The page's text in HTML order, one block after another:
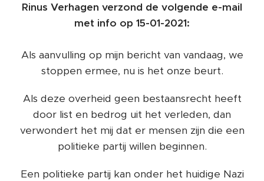
Rinus Verhagen verzond de volgende e-mail
met info op 15-01-2021:
Als aanvulling op mijn bericht van vandaag, we
stoppen ermee, nu is het onze beurt.
Als deze overheid geen bestaansrecht heeft
door list en bedrog uit het verleden, dan
verwondert het mij dat er mensen zijn die een
politieke partij willen beginnen.
Een politieke partij kan onder het huidige Nazi